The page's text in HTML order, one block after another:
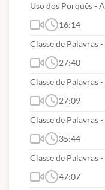
Conteúdos
só o Hertz
Garantia de
atualizado
novas
atualizando
alunos com
São6 meses
Uso dos Porquês -
16:14
Classe de Palavras
27:40
Classe de Palavras
27:09
Classe de Palavras
35:44
Classe de Palavras
47:07